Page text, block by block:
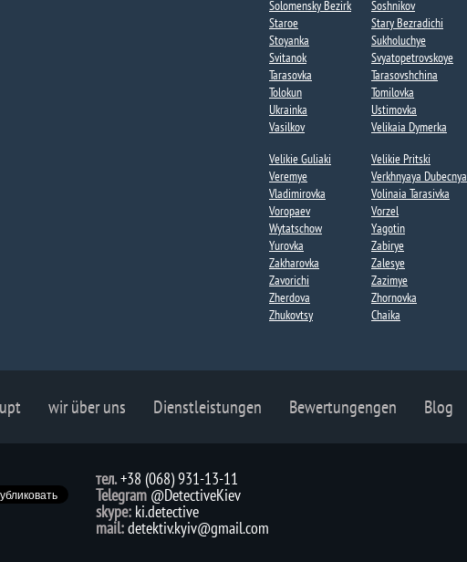
Solomensky Bezirk
Soshnikov​
Staroe​
Stary Bezradichi
Stoyanka​
Sukholuchye​
Svitanok
Svyatopetrovskoye​
Tarasovka​
Tarasovshchina
Tolokun​
Tomilovka
Ukrainka
Ustimovka
Vasilkov
Velikaia Dymerka
Velikie Guliaki
Velikie Pritski
Veremye
Verkhnyaya Dubecnya
Vladimirovka
Volinaia Tarasivka
Voropaev​
Vorzel​
Wytatschow​
Yagotin
Yurovka​
Zabirye​
Zakharovka​
Zalesye
Zavorichi
Zazimye
Zherdova​
Zhornovka​
Zhukovtsy
Сhaika
wir über uns Dienstleistungen Bewertungengen Blog
тел.+38 (068) 931-13-11
Telegram @DetectiveKiev
skype: ki.detective
mail:detektiv.kyiv@gmail.com